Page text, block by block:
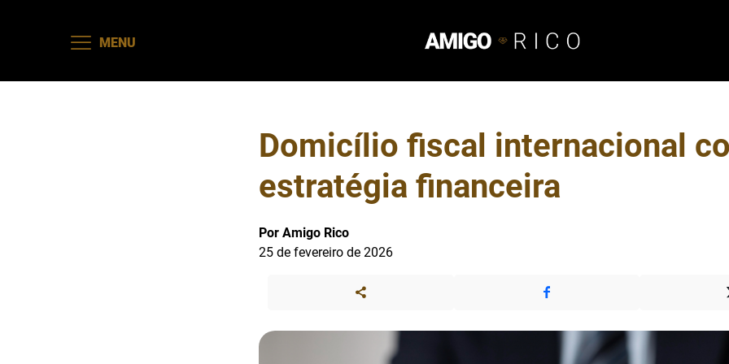
MENU
Domicílio fiscal internacional
estratégia financeira
Por Amigo Rico
25 de fevereiro de 2026